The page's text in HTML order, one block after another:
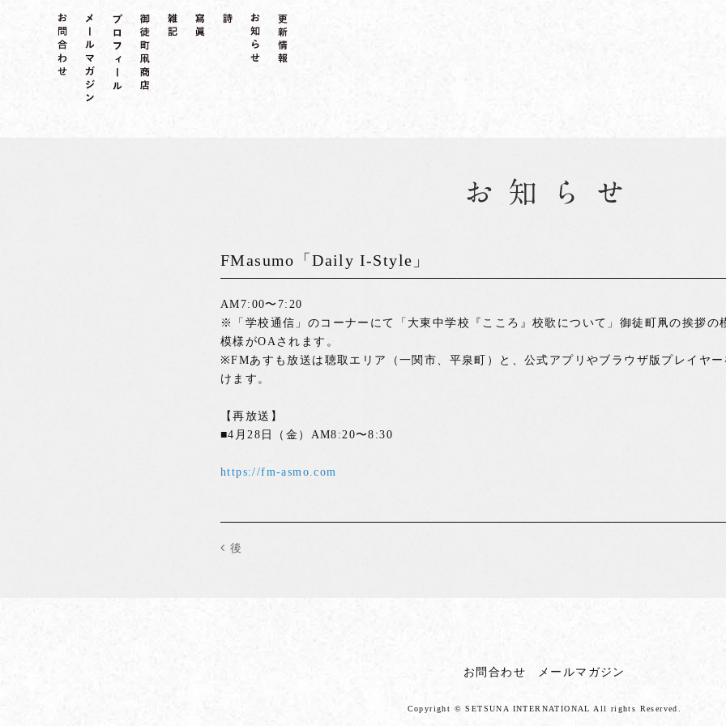
FMasumo「Daily I-Style」
AM7:00〜7:20
※「学校通信」のコーナーにて「大東中学校『こころ』校歌について」御徒町凧の挨拶の
模様がOAされます。
※FMあすも放送は聴取エリア（一関市、平泉町）と、公式アプリやブラウザ版プレイヤ
けます。
【再放送】
■4月28日（金）AM8:20〜8:30
https://fm-asmo.com
後
お問合わせ メールマガジン
Copyright © SETSUNA INTERNATIONAL All rights Reserved.